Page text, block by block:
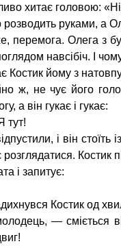
хитає головою:
руками, а
перемога. Олега з
навсібіч. І
Костик йому з
ж, не чує його
а він гукає і гукає:
тут!
і він стоїть
розглядатися. Костик
і запитує:
Костик од
— сміється